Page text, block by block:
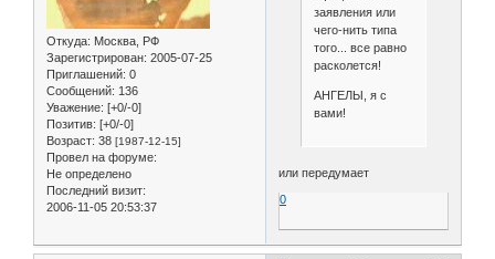
Откуда: Москва, РФ
Зарегистрирован: 2005-07-25
Приглашений: 0
Сообщений: 136
Уважение: [+0/-0]
Позитив: [+0/-0]
Возраст: 38 [1987-12-15]
Провел на форуме:
Не определено
Последний визит:
2006-11-05 20:53:37
заявления или
чего-нить типа
того... все равно
расколется!
АНГЕЛЫ, я с
вами!
или передумает
0